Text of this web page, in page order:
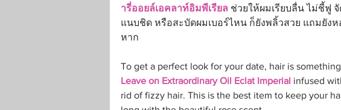
ารี่ออยล์เอคลาท์อิมพีเรียล ช่วยให้ผมเรียบลื่น ไม่ชี้ฟู
แนบชิด หรือสะบัดผมเบอร์ไหน ก็ยังพลิ้วสวย แถมยัง
หาก
To get a perfect look for your date, hair is
Leave on Extraordinary Oil Eclat Imperial infused
rid of fizzy hair. This is the best item to keep your